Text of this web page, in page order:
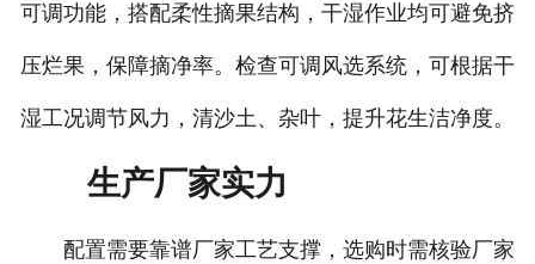
可调功能，搭配柔性摘果结构，干湿作业均可避免挤
压烂果，保障摘净率。检查可调风选系统，可根据干
湿工况调节风力，清沙土、杂叶，提升花生洁净度。
生产厂家实力
配置需要靠谱厂家工艺支撑，选购时需核验厂家